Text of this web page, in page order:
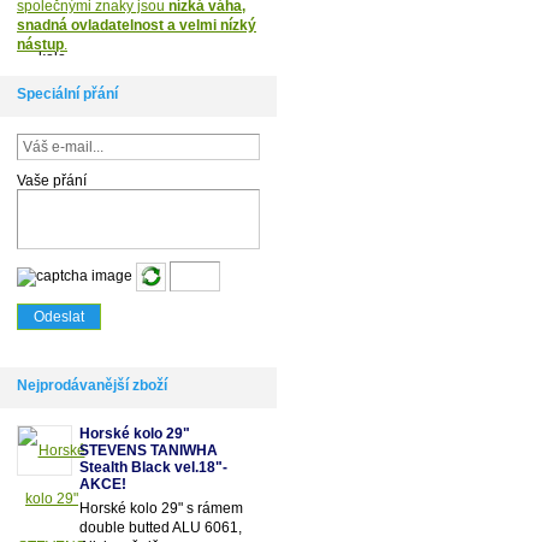
společnými znaky jsou nízká váha,
snadná ovladatelnost a velmi nízký
nástup.
Speciální přání
Vaše přání
Nejprodávanější zboží
Horské kolo 29"
STEVENS TANIWHA
Stealth Black vel.18"-
AKCE!
Horské kolo 29" s rámem
double butted ALU 6061,